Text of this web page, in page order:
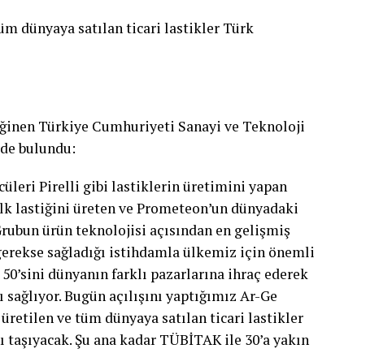
dünyaya satılan ticari lastikler Türk
Türkiye Cumhuriyeti Sanayi ve Teknoloji
bulundu:
Pirelli gibi lastiklerin üretimini yapan
lastiğini üreten ve Prometeon’un dünyadaki
ürün teknolojisi açısından en gelişmiş
sağladığı istihdamla ülkemiz için önemli
dünyanın farklı pazarlarına ihraç ederek
Bugün açılışını yaptığımız Ar-Ge
ve tüm dünyaya satılan ticari lastikler
Şu ana kadar TÜBİTAK ile 30’a yakın